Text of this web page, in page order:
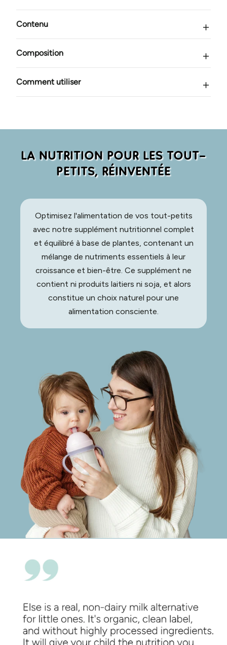
petits
petits
Contenu
Composition
Comment utiliser
LA NUTRITION POUR LES TOUT-
PETITS, RÉINVENTÉE
Optimisez l'alimentation de vos tout-petits
avec notre supplément nutritionnel complet
et équilibré à base de plantes, contenant un
mélange de nutriments essentiels à leur
croissance et bien-être. Ce supplément ne
contient ni produits laitiers ni soja, et alors
constitue un choix naturel pour une
alimentation consciente.